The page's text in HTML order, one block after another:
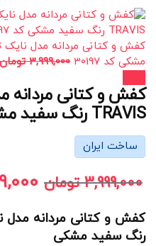
مشکی کد 30197
3,999,000 تومان
TRAVIS رنگ سفید مشکی کد 30196
ساخت ایران
3,999,000 تومان
رنگ سفید مشکی